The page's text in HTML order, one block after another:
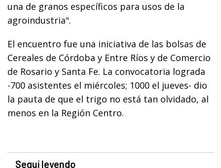
una de granos específicos para usos de la
agroindustria".
El encuentro fue una iniciativa de las bolsas de
Cereales de Córdoba y Entre Ríos y de Comercio
de Rosario y Santa Fe. La convocatoria lograda
-700 asistentes el miércoles; 1000 el jueves- dio
la pauta de que el trigo no está tan olvidado, al
menos en la Región Centro.
Seguí leyendo